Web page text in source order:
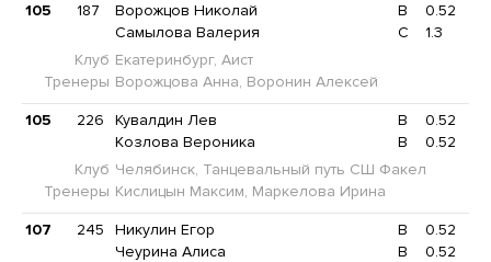
105 187 Ворожцов Николай B
0.52
Самылова Валерия
C
1.3
Клуб Екатеринбург, Аист
Тренеры Ворожцова Анна, Воронин Алексей
105 226 Кувалдин Лев B
0.52
Козлова Вероника
B
0.52
Клуб Челябинск, Танцевальный путь СШ Факел
Тренеры Кислицын Максим, Маркелова Ирина
107 245 Никулин Егор B
0.52
Чеурина Алиса
B
0.52